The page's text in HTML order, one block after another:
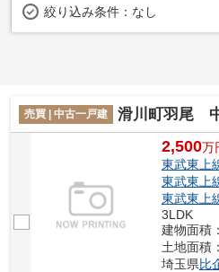
絞り込み条件： なし
売買 | 中古一戸建 滑川町羽尾
2,500万
東武東上
東武東上
東武東上
3LDK
建物面積
土地面積
埼玉県比